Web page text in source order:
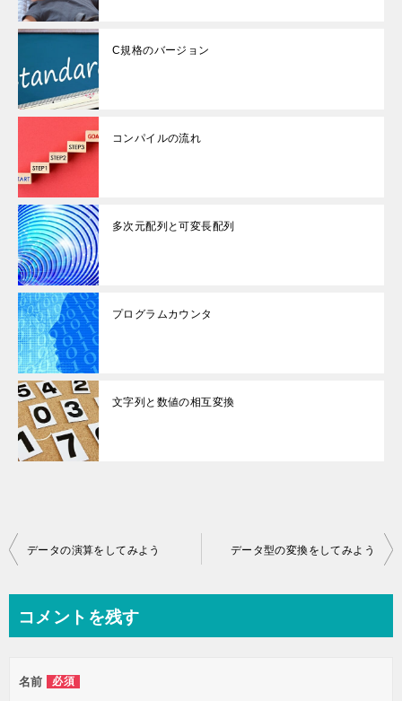
C規格のバージョン
コンパイルの流れ
多次元配列と可変長配列
プログラムカウンタ
文字列と数値の相互変換
投
ビ
ー
データの演算をしてみよう データ型の変換をしてみよう
コメントを残す
名前 必須